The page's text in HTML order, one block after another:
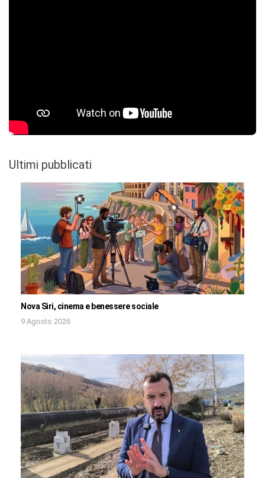
Ultimi pubblicati
Nova Siri, cinema e benessere sociale
9 Agosto 2026